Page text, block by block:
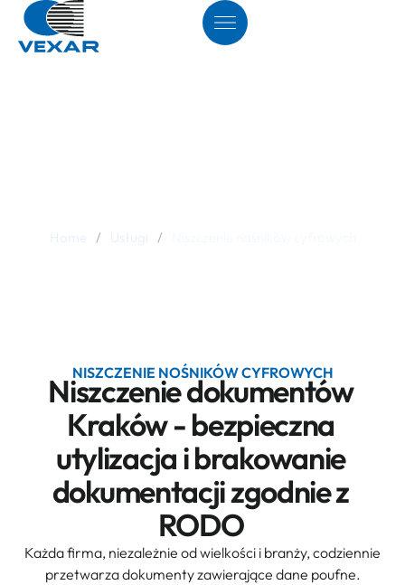
Home / Usługi /
NISZCZENIE NOŚNIKÓW CYFROWYCH
Niszczenie dokumentów
Kraków - bezpieczna
utylizacja i brakowanie
dokumentacji zgodnie z
RODO
Każda firma, niezależnie od wielkości i branży, codziennie
przetwarza dokumenty zawierające dane poufne.